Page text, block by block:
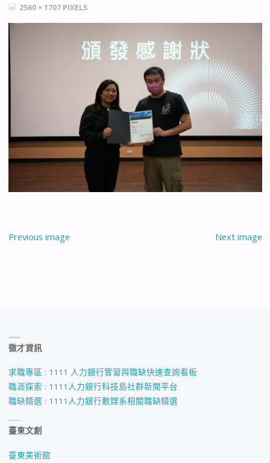
FULL2560 × 1707 PIXELS
Previous image Next image
徵才資訊
求職專區 : 1111 人力銀行實習與職缺快速查詢看板
職涯探索 : 1111人力銀行科技島社群新聞平台
職缺精選 : 1111人力銀行數媒系相關職缺精選
臺東文創
臺東美術館